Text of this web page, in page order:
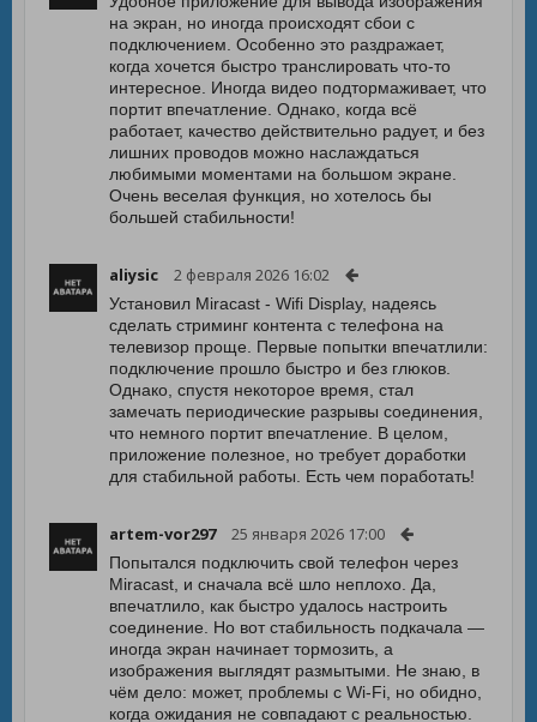
на экран, но иногда происходят сбои с
подключением. Особенно это раздражает,
когда хочется быстро транслировать что-то
интересное. Иногда видео подтормаживает, что
портит впечатление. Однако, когда всё
работает, качество действительно радует, и без
лишних проводов можно наслаждаться
любимыми моментами на большом экране.
Очень веселая функция, но хотелось бы
большей стабильности!
aliysic 2 февраля 2026 16:02
Установил Miracast - Wifi Display, надеясь
сделать стриминг контента с телефона на
телевизор проще. Первые попытки впечатлили:
подключение прошло быстро и без глюков.
Однако, спустя некоторое время, стал
замечать периодические разрывы соединения,
что немного портит впечатление. В целом,
приложение полезное, но требует доработки
для стабильной работы. Есть чем поработать!
artem-vor297 25 января 2026 17:00
Попытался подключить свой телефон через
Miracast, и сначала всё шло неплохо. Да,
впечатлило, как быстро удалось настроить
соединение. Но вот стабильность подкачала —
иногда экран начинает тормозить, а
изображения выглядят размытыми. Не знаю, в
чём дело: может, проблемы с Wi-Fi, но обидно,
когда ожидания не совпадают с реальностью.